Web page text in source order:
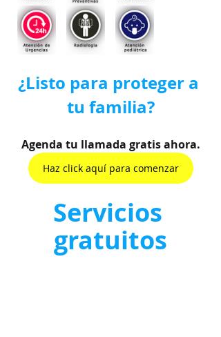
¿Listo para proteger a
tu familia?
Agenda tu llamada gratis ahora.
Haz click aquí para comenzar
Servicios
gratuitos